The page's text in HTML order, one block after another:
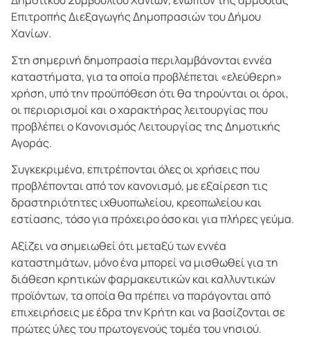
Επιτροπής Διεξαγωγής Δημοπρασιών του Δήμου
Χανίων.
Στη σημερινή δημοπρασία περιλαμβάνονται εννέα
καταστήματα, για τα οποία προβλέπεται «ελεύθερη»
χρήση, υπό την προϋπόθεση ότι θα τηρούνται οι όροι,
οι περιορισμοί και ο χαρακτήρας λειτουργίας που
προβλέπει ο Κανονισμός Λειτουργίας της Δημοτικής
Αγοράς.
Συγκεκριμένα, επιτρέπονται όλες οι χρήσεις που
προβλέπονται από τον κανονισμό, με εξαίρεση τις
δραστηριότητες ιχθυοπωλείου, κρεοπωλείου και
εστίασης, τόσο για πρόχειρο όσο και για πλήρες γεύμα.
Αξίζει να σημειωθεί ότι μεταξύ των εννέα
καταστημάτων, μόνο ένα μπορεί να μισθωθεί για τη
διάθεση κρητικών φαρμακευτικών και καλλυντικών
προϊόντων, τα οποία θα πρέπει να παράγονται από
επιχειρήσεις με έδρα την Κρήτη και να βασίζονται σε
πρώτες ύλες του πρωτογενούς τομέα του νησιού.